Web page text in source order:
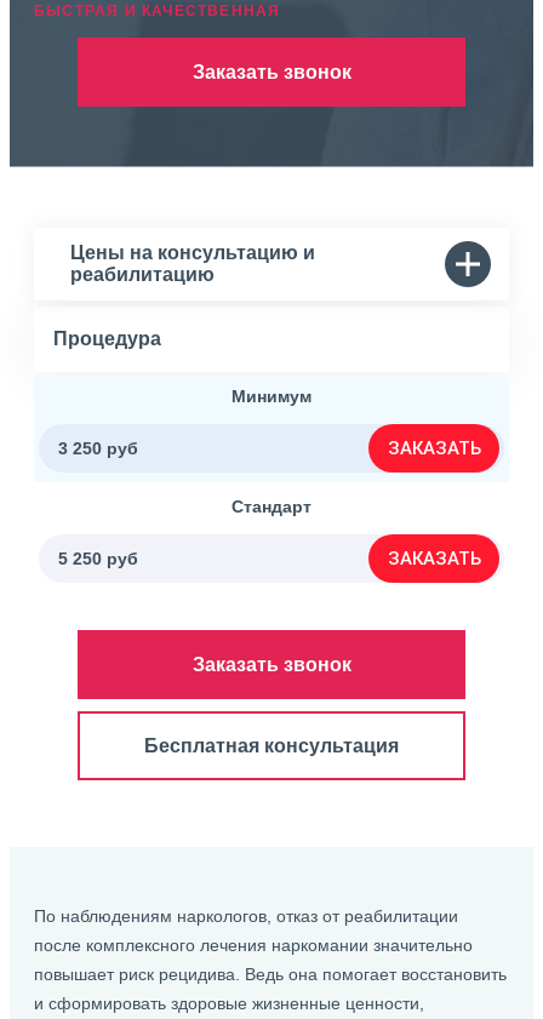
БЫСТРАЯ И КАЧЕСТВЕННАЯ
Заказать звонок
Цены на консультацию и
реабилитацию
Процедура
Минимум
3 250 руб ЗАКАЗАТЬ
Стандарт
5 250 руб ЗАКАЗАТЬ
Заказать звонок
Бесплатная консультация
По наблюдениям наркологов, отказ от реабилитации
после комплексного лечения наркомании значительно
повышает риск рецидива. Ведь она помогает восстановить
и сформировать здоровые жизненные ценности,